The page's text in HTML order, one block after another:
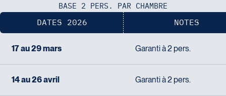
BASE 2 PERS. PAR CHAMBRE
DATES 2026 NOTES
17 au 29 mars Garanti à 2 pers.
14 au 26 avril Garanti à 2 pers.
117 Boulevard Les Promenades -
Promenades St-Bruno
Tél : 450-441-1220 / 1-833-487-9323
Voyages Thomassin St-Hilaire
Québec